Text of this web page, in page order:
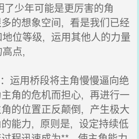
少年可能是更厉害的角
的想象空间, 看是我们已经
位等级, 运用其他人的力量
点,
运用桥段将主角慢慢逼向绝
角的危机而担心, 再进行一
的位置正反颠倒, 产生极大
能力, 原则是, 设定持续低